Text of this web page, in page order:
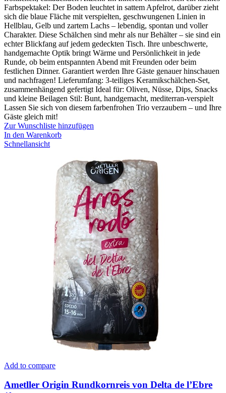
Farbspektakel: Der Boden leuchtet in sattem Apfelrot, darüber zieht
sich die blaue Fläche mit verspielten, geschwungenen Linien in
Hellblau, Gelb und zartem Lachs – lebendig, spontan und voller
Charakter. Diese Schälchen sind mehr als nur Behälter – sie sind ein
echter Blickfang auf jedem gedeckten Tisch. Ihre unbeschwerte,
handgemachte Optik bringt Wärme und Persönlichkeit in jede
Runde, ob beim entspannten Abend mit Freunden oder beim
festlichen Dinner. Garantiert werden Ihre Gäste genauer hinschauen
und nachfragen! Lieferumfang: 3-teiliges Keramikschälchen-Set,
zusammenhängend gefertigt Ideal für: Oliven, Nüsse, Dips, Snacks
und kleine Beilagen Stil: Bunt, handgemacht, mediterran-verspielt
Lassen Sie sich von diesem farbenfrohen Trio verzaubern – und Ihre
Gäste gleich mit!
Zur Wunschliste hinzufügen
In den Warenkorb
Schnellansicht
Add to compare
Ametller Origin Rundkornreis von Delta de l’Ebre